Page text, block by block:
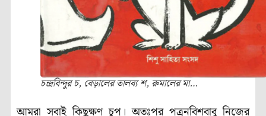
চন্দ্রবিন্দুর চ, বেড়ালের তালব্য শ, রুমালের মা…
আমরা সবাই কিছুক্ষণ চুপ। অতঃপর পত্রনবিশবাবু নিজের